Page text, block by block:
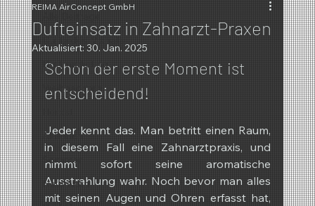
Duftmarketing
Weihnachten
Aktionen
Sommer
Neuheiten
Dufteinsatz in Zahnarzt-Praxen
REIMA AirConcept GmbH
Aktualisiert: 30. Jan. 2025
Schon der erste Moment ist
entscheidend!
Jeder kennt das. Man betritt einen Raum,
in diesem Fall eine Zahnarztpraxis, und
nimmt sofort seine aromatische
Ausstrahlung wahr. Noch bevor man alles
mit seinen Augen und Ohren erfasst hat,